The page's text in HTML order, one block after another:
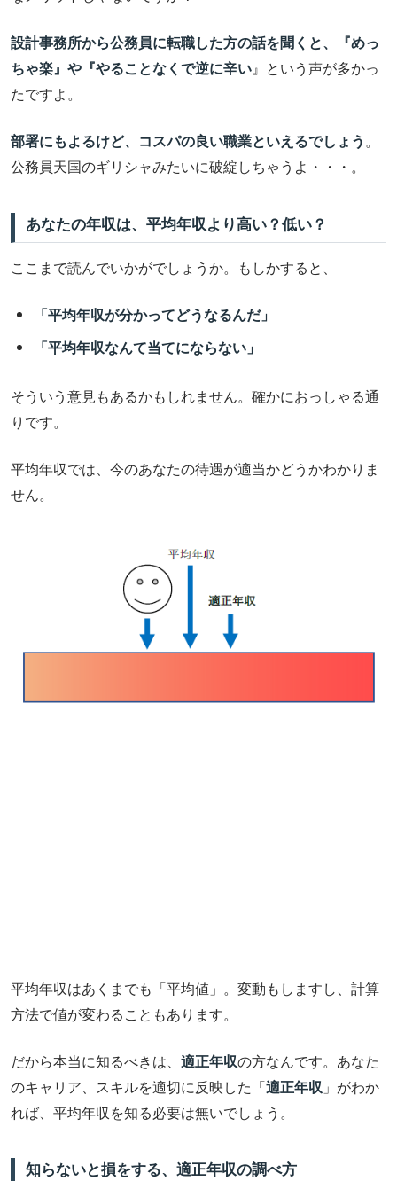
設計事務所から公務員に転職した方の話を聞くと、『めっ
ちゃ楽』や『やることなくで逆に辛い』という声が多かっ
たですよ。
部署にもよるけど、コスパの良い職業といえるでしょう。
公務員天国のギリシャみたいに破綻しちゃうよ・・・。
あなたの年収は、平均年収より高い？低い？
ここまで読んでいかがでしょうか。もしかすると、
「平均年収が分かってどうなるんだ」
「平均年収なんて当てにならない」
そういう意見もあるかもしれません。確かにおっしゃる通
りです。
平均年収では、今のあなたの待遇が適当かどうかわかりま
せん。
平均年収はあくまでも「平均値」。変動もしますし、計算
方法で値が変わることもあります。
だから本当に知るべきは、 適正年収の方なんです。あなた
のキャリア、スキルを適切に反映した「適正年収 」がわか
れば、平均年収を知る必要は無いでしょう。
知らないと損をする、適正年収の調べ方